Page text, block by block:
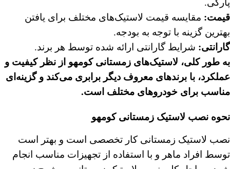
پارگی.
قیمت: مقایسه قیمت لاستیک‌های مختلف برای یافتن
بهترین گزینه با توجه به بودجه.
گارانتی: شرایط گارانتی ارائه شده توسط هر برند.
به طور کلی، لاستیک‌های زمستانی کومهو از نظر کیفیت و
عملکرد، با برندهای معروف دیگر برابری می‌کند و گزینه‌ای
مناسب برای خودروهای مختلف است.
نحوه نصب لاستیک زمستانی کومهو
نصب لاستیک زمستانی کار تخصصی است و بهتر است
توسط افراد ماهر و با استفاده از تجهیزات مناسب انجام